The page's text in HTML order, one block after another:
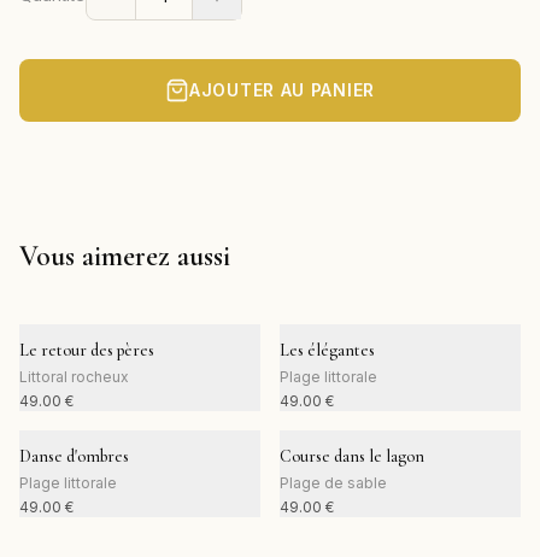
AJOUTER AU PANIER
Vous aimerez aussi
Le retour des pères
Littoral rocheux
49.00 €
Les élégantes
Plage littorale
49.00 €
Danse d'ombres
Plage littorale
49.00 €
Course dans le lagon
Plage de sable
49.00 €